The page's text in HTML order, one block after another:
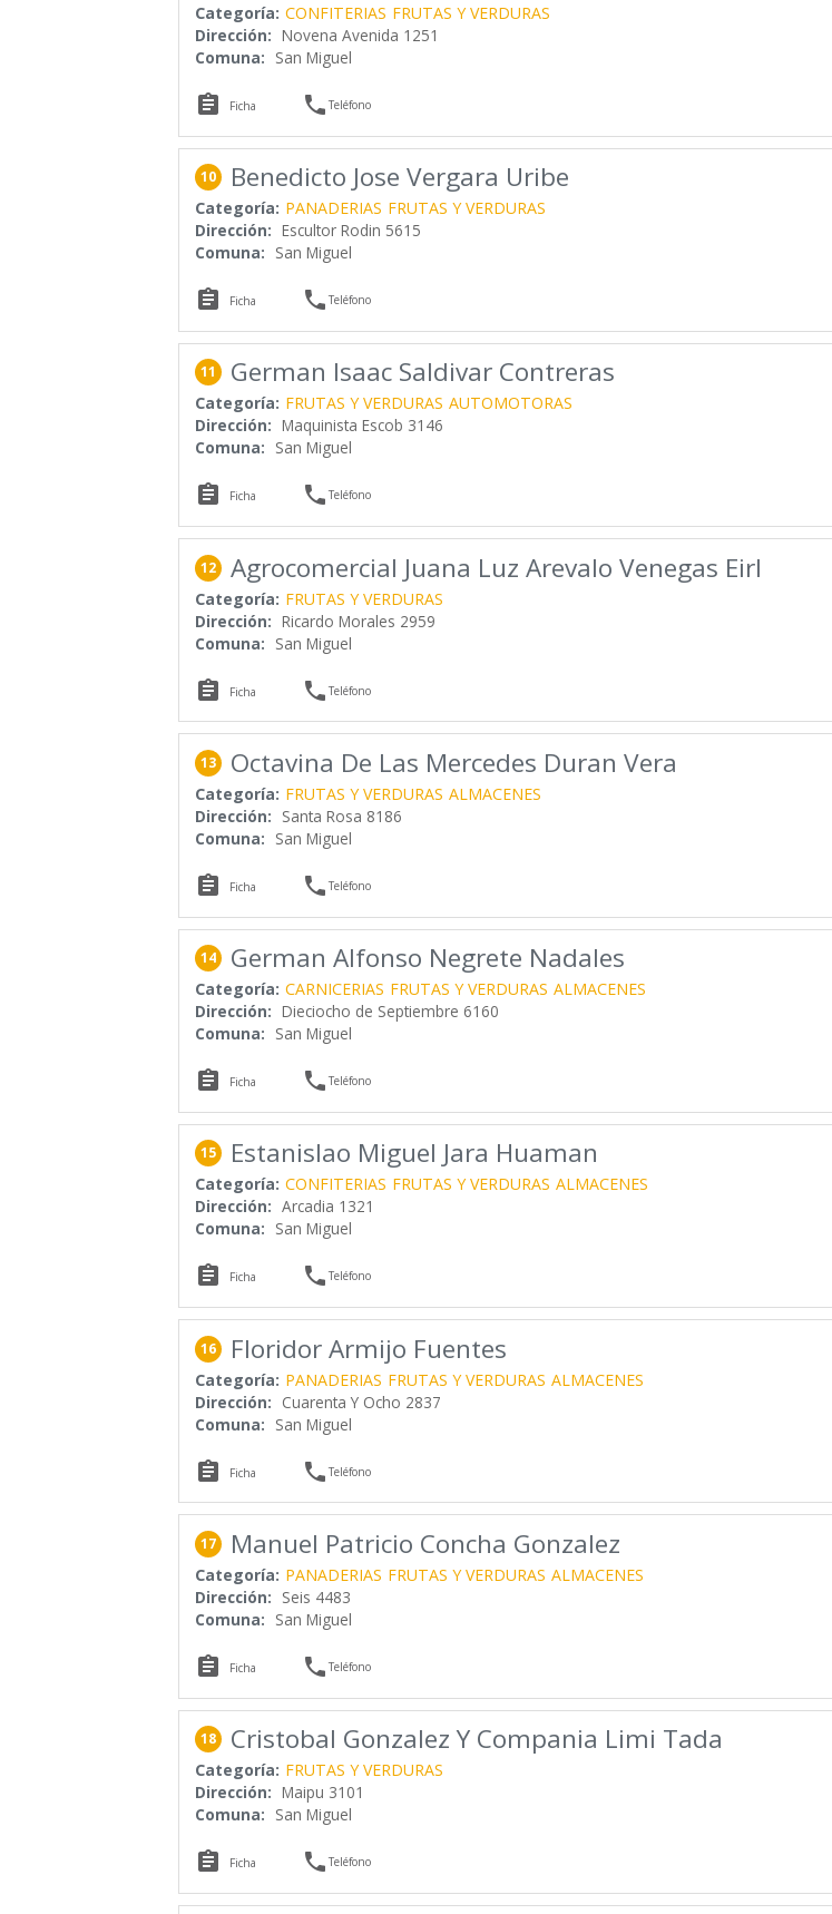
Categoría: CONFITERIAS FRUTAS Y VERDURAS
Dirección: Novena Avenida 1251
Comuna: San Miguel
 Ficha Teléfono
10 Benedicto Jose Vergara Uribe
Categoría: PANADERIAS FRUTAS Y VERDURAS
Dirección: Escultor Rodin 5615
Comuna: San Miguel
 Ficha Teléfono
11 German Isaac Saldivar Contreras
Categoría: FRUTAS Y VERDURAS AUTOMOTORAS
Dirección: Maquinista Escob 3146
Comuna: San Miguel
 Ficha Teléfono
12 Agrocomercial Juana Luz Arevalo Venegas Eirl
Categoría: FRUTAS Y VERDURAS
Dirección: Ricardo Morales 2959
Comuna: San Miguel
 Ficha Teléfono
13 Octavina De Las Mercedes Duran Vera
Categoría: FRUTAS Y VERDURAS ALMACENES
Dirección: Santa Rosa 8186
Comuna: San Miguel
 Ficha Teléfono
14 German Alfonso Negrete Nadales
Categoría: CARNICERIAS FRUTAS Y VERDURAS ALMACENES
Dirección: Dieciocho de Septiembre 6160
Comuna: San Miguel
 Ficha Teléfono
15 Estanislao Miguel Jara Huaman
Categoría: CONFITERIAS FRUTAS Y VERDURAS ALMACENES
Dirección: Arcadia 1321
Comuna: San Miguel
 Ficha Teléfono
16 Floridor Armijo Fuentes
Categoría: PANADERIAS FRUTAS Y VERDURAS ALMACENES
Dirección: Cuarenta Y Ocho 2837
Comuna: San Miguel
 Ficha Teléfono
17 Manuel Patricio Concha Gonzalez
Categoría: PANADERIAS FRUTAS Y VERDURAS ALMACENES
Dirección: Seis 4483
Comuna: San Miguel
 Ficha Teléfono
18 Cristobal Gonzalez Y Compania Limi Tada
Categoría: FRUTAS Y VERDURAS
Dirección: Maipu 3101
Comuna: San Miguel
 Ficha Teléfono